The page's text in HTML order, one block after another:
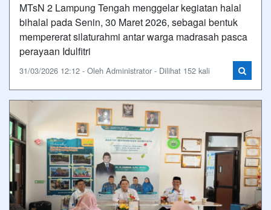
MTsN 2 Lampung Tengah menggelar kegiatan halal
bihalal pada Senin, 30 Maret 2026, sebagai bentuk
mempererat silaturahmi antar warga madrasah pasca
perayaan Idulfitri
31/03/2026 12:12 - Oleh Administrator - Dilihat 152 kali